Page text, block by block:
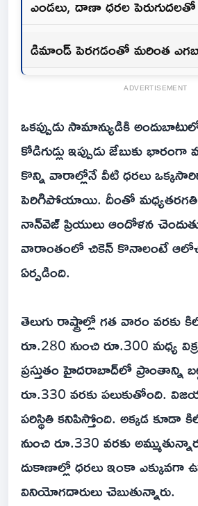
ఎండలు, దాణా ధరల పెరుగుదలతో
డిమాండ్‌ పెరగడంతో మరింత
ADVERTISEMENT
ఒకప్పుడు సామాన్యుడికి
కోడిగుడ్లు ఇప్పుడు జేబుకు
కొన్ని వారాల్లోనే వీటి ధరలు
పెరిగిపోయాయి. దీంతో మధ్యతరగతి
నాన్‌వెజ్‌ ప్రియులు ఆందోళన
వారాంతంలో చికెన్‌ కొనాలంటే
ఏర్పడింది.
తెలుగు రాష్ట్రాల్లో గత వారం వరకు
రూ.280 నుంచి రూ.300 మధ్య
ప్రస్తుతం హైదరాబాద్‌లో ప్రాంతాన్ని
రూ.330 వరకు పలుకుతోంది.
పరిస్థితి కనిపిస్తోంది. అక్కడ కూడా
నుంచి రూ.330 వరకు
దుకాణాల్లో ధరలు ఇంకా ఎక్కువగా
వినియోగదారులు చెబుతున్నారు.